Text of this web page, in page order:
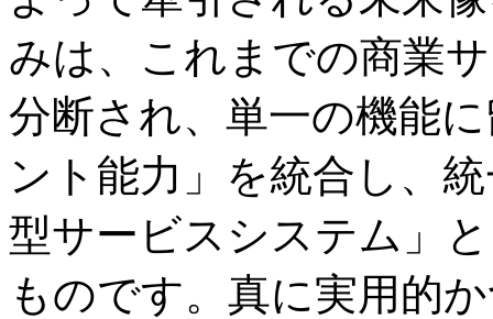
みは、これまでの商業
分断され、単一の機能
ント能力」を統合し、
型サービスシステム」
ものです。真に実用的